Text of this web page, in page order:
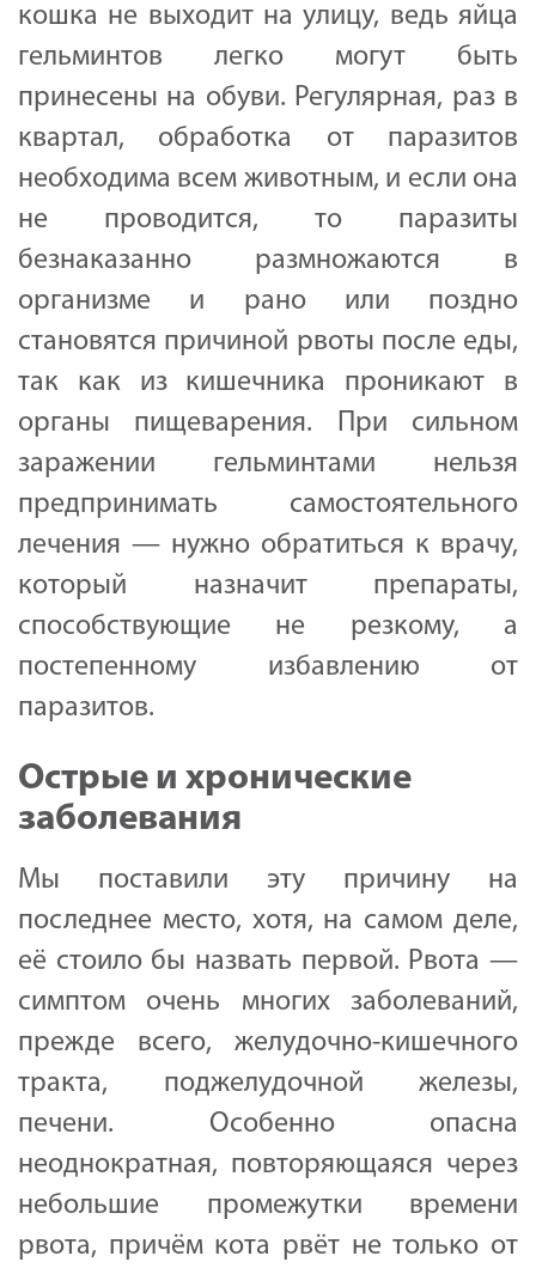
кошка не выходит на улицу, ведь яйца
гельминтов легко могут быть
принесены на обуви. Регулярная, раз в
квартал, обработка от паразитов
необходима всем животным, и если она
не проводится, то паразиты
безнаказанно размножаются в
организме и рано или поздно
становятся причиной рвоты после еды,
так как из кишечника проникают в
органы пищеварения. При сильном
заражении гельминтами нельзя
предпринимать самостоятельного
лечения — нужно обратиться к врачу,
который назначит препараты,
способствующие не резкому, а
постепенному избавлению от
паразитов.
Острые и хронические
заболевания
Мы поставили эту причину на
последнее место, хотя, на самом деле,
её стоило бы назвать первой. Рвота —
симптом очень многих заболеваний,
прежде всего, желудочно-кишечного
тракта, поджелудочной железы,
печени. Особенно опасна
неоднократная, повторяющаяся через
небольшие промежутки времени
рвота, причём кота рвёт не только от